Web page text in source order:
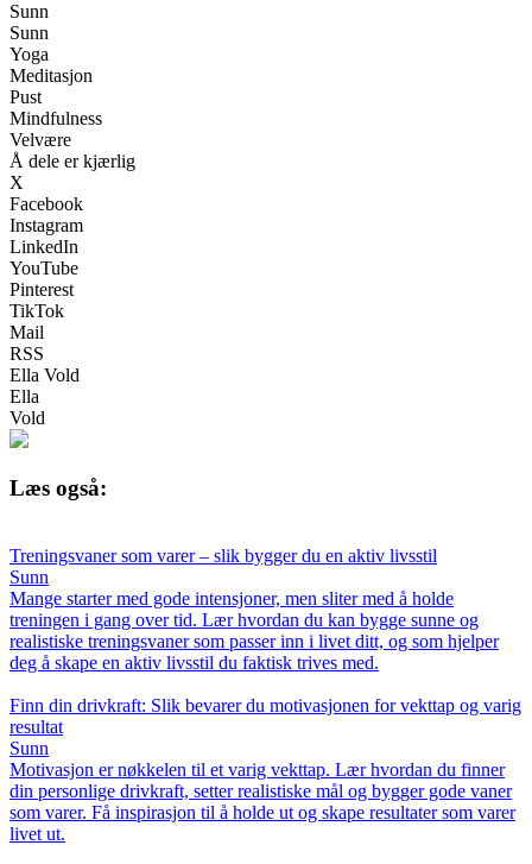
Sunn
Sunn
Yoga
Meditasjon
Pust
Mindfulness
Velvære
Å dele er kjærlig
X
Facebook
Instagram
LinkedIn
YouTube
Pinterest
TikTok
Mail
RSS
Ella Vold
Ella
Vold
Læs også:
Treningsvaner som varer – slik bygger du en aktiv livsstil
Sunn
Mange starter med gode intensjoner, men sliter med å holde
treningen i gang over tid. Lær hvordan du kan bygge sunne og
realistiske treningsvaner som passer inn i livet ditt, og som hjelper
deg å skape en aktiv livsstil du faktisk trives med.
Finn din drivkraft: Slik bevarer du motivasjonen for vekttap og varig
resultat
Sunn
Motivasjon er nøkkelen til et varig vekttap. Lær hvordan du finner
din personlige drivkraft, setter realistiske mål og bygger gode vaner
som varer. Få inspirasjon til å holde ut og skape resultater som varer
livet ut.